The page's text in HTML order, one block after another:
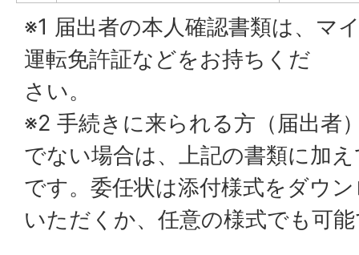
※1 届出者の本人確認書類は、マ
運転免許証などをお持ちくだ
さい。
※2 手続きに来られる方（届出者
でない場合は、上記の書類に加
です。委任状は添付様式をダウ
いただくか、任意の様式でも可